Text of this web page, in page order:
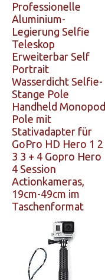
Professionelle
Aluminium-
Legierung Selfie
Teleskop
Erweiterbar Self
Portrait
Wasserdicht Selfie-
Stange Pole
Handheld Monopod
Pole mit
Stativadapter für
GoPro HD Hero 1 2
3 3 + 4 Gopro Hero
4 Session
Actionkameras,
19cm-49cm im
Taschenformat